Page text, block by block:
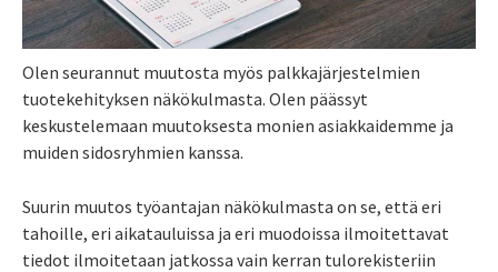
Olen seurannut muutosta myös palkkajärjestelmien
tuotekehityksen näkökulmasta. Olen päässyt
keskustelemaan muutoksesta monien asiakkaidemme ja
muiden sidosryhmien kanssa.
Suurin muutos työantajan näkökulmasta on se, että eri
tahoille, eri aikatauluissa ja eri muodoissa ilmoitettavat
tiedot ilmoitetaan jatkossa vain kerran tulorekisteriin